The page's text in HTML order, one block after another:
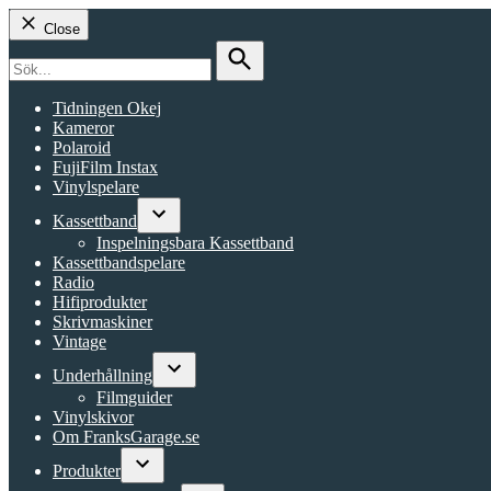
Close
for:
Search
Tidningen Okej
Kameror
Polaroid
FujiFilm Instax
Vinylspelare
Kassettband
Open
dropdown
menu
Inspelningsbara Kassettband
Kassettbandspelare
Radio
Hifiprodukter
Skrivmaskiner
Vintage
Underhållning
Open
Filmguider
Vinylskivor
Om FranksGarage.se
Produkter
Open